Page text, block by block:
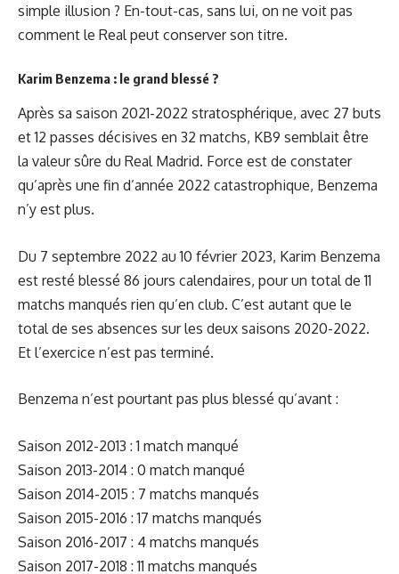
simple illusion ? En-tout-cas, sans lui, on ne voit pas
comment le Real peut conserver son titre.
Karim Benzema : le grand blessé ?
Après sa saison 2021-2022 stratosphérique, avec 27 buts
et 12 passes décisives en 32 matchs, KB9 semblait être
la valeur sûre du Real Madrid. Force est de constater
qu’après une fin d’année 2022 catastrophique, Benzema
n’y est plus.
Du 7 septembre 2022 au 10 février 2023, Karim Benzema
est resté blessé 86 jours calendaires, pour un total de 11
matchs manqués rien qu’en club. C’est autant que le
total de ses absences sur les deux saisons 2020-2022.
Et l’exercice n’est pas terminé.
Benzema n’est pourtant pas plus blessé qu’avant :
Saison 2012-2013 : 1 match manqué
Saison 2013-2014 : 0 match manqué
Saison 2014-2015 : 7 matchs manqués
Saison 2015-2016 : 17 matchs manqués
Saison 2016-2017 : 4 matchs manqués
Saison 2017-2018 : 11 matchs manqués